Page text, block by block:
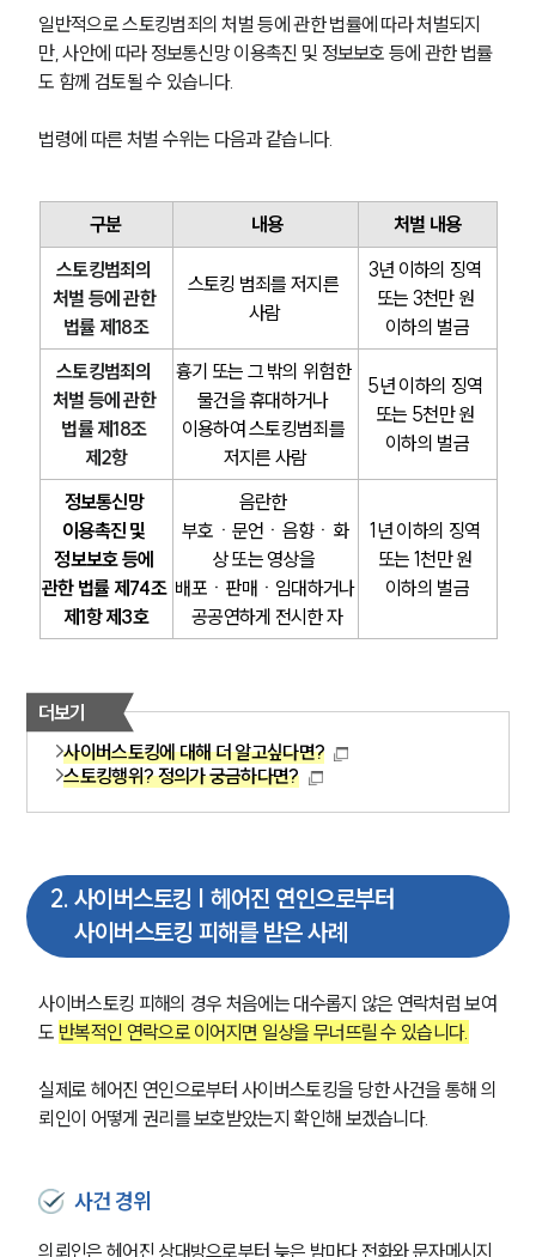
일반적으로 스토킹범죄의 처벌 등에 관한 법률에 따라 처벌되지
만, 사안에 따라 정보통신망 이용촉진 및 정보보호 등에 관한 법률
도 함께 검토될 수 있습니다.
법령에 따른 처벌 수위는 다음과 같습니다.
구분 내용
처벌 내용
스토킹범죄의
처벌 등에 관한
법률 제18조
스토킹 범죄를 저지른
사람
3년 이하의 징역
또는 3천만 원
이하의 벌금
스토킹범죄의
처벌 등에 관한
법률 제18조
제2항
흉기 또는 그 밖의 위험한
물건을 휴대하거나
이용하여 스토킹범죄를
저지른 사람
5년 이하의 징역
또는 5천만 원
이하의 벌금
정보통신망
이용촉진 및
정보보호 등에
관한 법률 제74조
제1항 제3호
음란한
부호ㆍ문언ㆍ음향ㆍ화
상 또는 영상을
배포ㆍ판매ㆍ임대하거나
공공연하게 전시한 자
1년 이하의 징역
또는 1천만 원
이하의 벌금
더보기
사이버스토킹에 대해 더 알고싶다면?
스토킹행위? 정의가 궁금하다면?
2. 사이버스토킹 | 헤어진 연인으로부터
사이버스토킹 피해를 받은 사례
사이버스토킹 피해의 경우 처음에는 대수롭지 않은 연락처럼 보여
도 반복적인 연락으로 이어지면 일상을 무너뜨릴 수 있습니다.
실제로 헤어진 연인으로부터 사이버스토킹을 당한 사건을 통해 의
뢰인이 어떻게 권리를 보호받았는지 확인해 보겠습니다.
사건 경위
의뢰인은 헤어진 상대방으로부터 늦은 밤마다 전화와 문자메시지